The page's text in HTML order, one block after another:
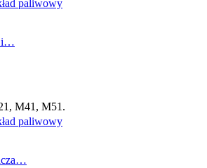
paliwowy
i…
M41, M51.
paliwowy